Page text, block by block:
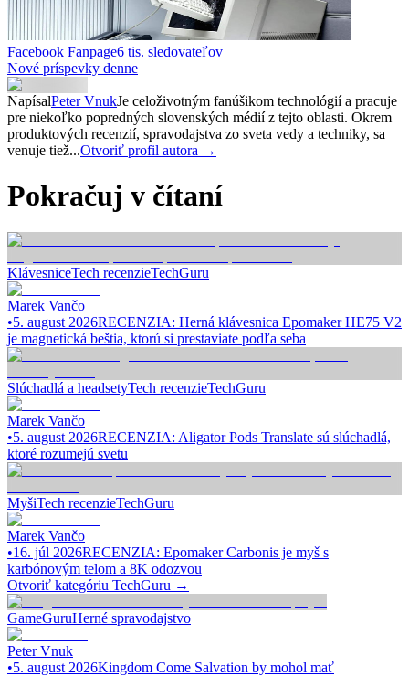
Facebook Fanpage6 tis. sledovateľov
Nové príspevky denne
NapísalPeter VnukJe celoživotným fanúšikom technológií a pracuje
pre niekoľko popredných slovenských médií z tejto oblasti. Okrem
produktových recenzií, spravodajstva zo sveta vedy a techniky, sa
venuje tiež...Otvoriť profil autora →
Pokračuj v čítaní
KlávesniceTech recenzieTechGuru
Marek Vančo
•5. august 2026RECENZIA: Herná klávesnica Epomaker HE75 V2
je magnetická beštia, ktorú si prestaviate podľa seba
Slúchadlá a headsetyTech recenzieTechGuru
Marek Vančo
•5. august 2026RECENZIA: Aligator Pods Translate sú slúchadlá,
ktoré rozumejú svetu
MyšiTech recenzieTechGuru
Marek Vančo
•16. júl 2026RECENZIA: Epomaker Carbonis je myš s
karbónovým telom a 8K odozvou
Otvoriť kategóriu TechGuru →
GameGuruHerné spravodajstvo
Peter Vnuk
•5. august 2026Kingdom Come Salvation by mohol mať